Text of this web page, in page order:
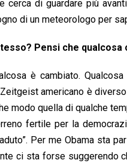
cerca di guardare più
di un meteorologo per
Pensi che qualcosa
è cambiato.
americano è
modo quella di qualche
fertile per la
Per me Obama sta
ci sta forse suggerendo